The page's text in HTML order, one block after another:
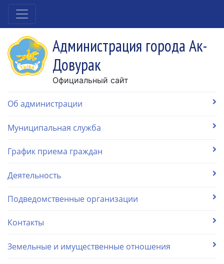
Администрация города Ак-
Довурак
Официальный сайт
Об администрации
Муниципальная служба
График приема граждан
Деятельность
Подведомственные организации
Контакты
Земельные и имущественные отношения